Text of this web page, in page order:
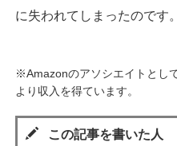
に失われてしまったのです。
※Amazonのアソシエイトとし
より収入を得ています。
この記事を書いた人